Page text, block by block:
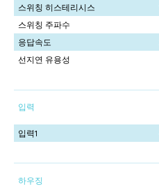
스위칭 히스테리시스
스위칭 주파수
응답속도
선지연 유용성
입력
입력1
하우징